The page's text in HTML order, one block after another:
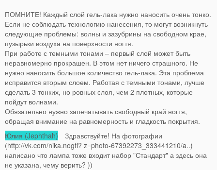
ПОМНИТЕ! Каждый слой гель-лака нужно наносить очень тонко.
Если не соблюдать технологию нанесения, то могут возникнуть
следующие проблемы: волны и зазубрины на свободном крае,
пузырьки воздуха на поверхности ногтя.
При работе с темными тонами – первый слой может быть
неравномерно прокрашен. В этом нет ничего страшного. Не
нужно наносить большое количество гель-лака. Эта проблема
исправится вторым слоем. Работая с темными тонами, лучше
сделать 3 тонких, но ровных слоя, чем 2 плотных, которые
пойдут волнами.
Обязательно нужно запечатывать свободный край ногтя,
обращая внимание на равномерность и гладкость покрытия.
Юлия (Jephthah) Здравствуйте! На фотографии
(http://vk.com/nika.nogti? z=photo-67392273_333441210/a..)
написано что лампа тоже входит набор "Стандарт" а здесь она
не указана, чему верить? ))